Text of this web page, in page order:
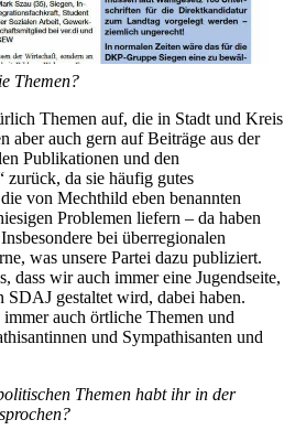
Themen?
Themen auf, die in Stadt und Kreis
aber auch gern auf Beiträge aus der
Publikationen und den
zurück, da sie häufig gutes
von Mechthild eben benannten
Problemen liefern – da haben
bei überregionalen
was unsere Partei dazu publiziert.
dass wir auch immer eine Jugendseite,
SDAJ gestaltet wird, dabei haben.
auch örtliche Themen und
und Sympathisanten und
Themen habt ihr in der